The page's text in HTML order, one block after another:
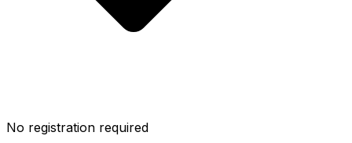
No registration required